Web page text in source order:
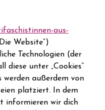
aus-
Website“)
Technologien (der
diese unter „Cookies“
werden außerdem von
platziert. In dem
informieren wir dich